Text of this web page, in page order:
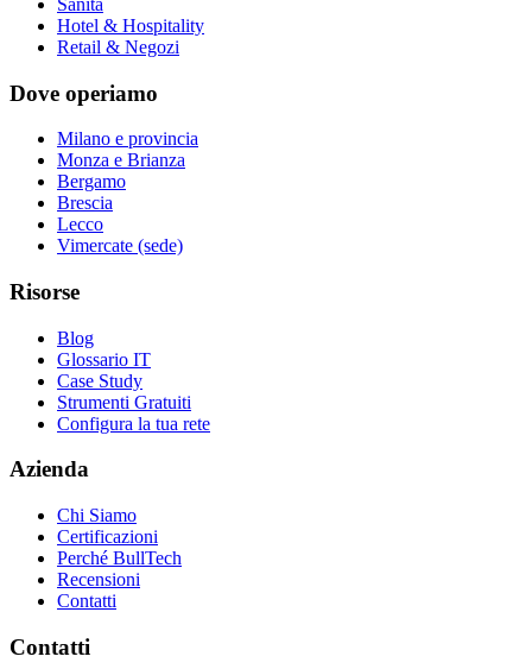
Hotel & Hospitality
Retail & Negozi
Dove operiamo
Milano e provincia
Monza e Brianza
Bergamo
Brescia
Lecco
Vimercate (sede)
Risorse
Blog
Glossario IT
Case Study
Strumenti Gratuiti
Configura la tua rete
Azienda
Chi Siamo
Certificazioni
Perché BullTech
Recensioni
Contatti
Contatti